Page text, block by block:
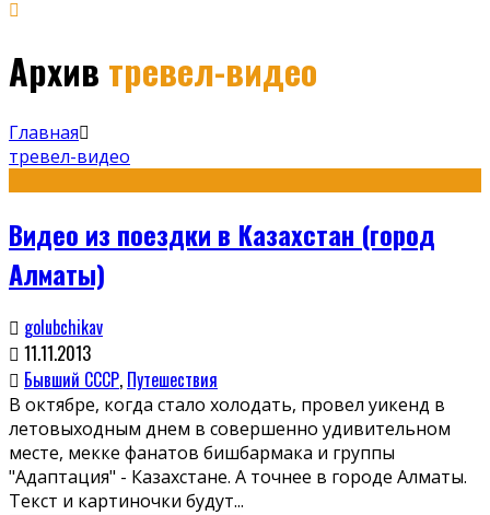
Архив тревел-видео
Главная
тревел-видео
Видео из поездки в Казахстан (город
Алматы)
golubchikav
11.11.2013
Бывший СССР, Путешествия
В октябре, когда стало холодать, провел уикенд в
летовыходным днем в совершенно удивительном
месте, мекке фанатов бишбармака и группы
"Адаптация" - Казахстане. А точнее в городе Алматы.
Текст и картиночки будут...